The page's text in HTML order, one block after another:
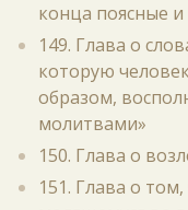
конца поясные
149. Глава о
которую
образом,
молитвами»
150. Глава о
151. Глава о